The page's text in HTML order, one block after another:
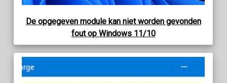
De opgegeven module kan niet worden gevonden
fout op Windows 11/10